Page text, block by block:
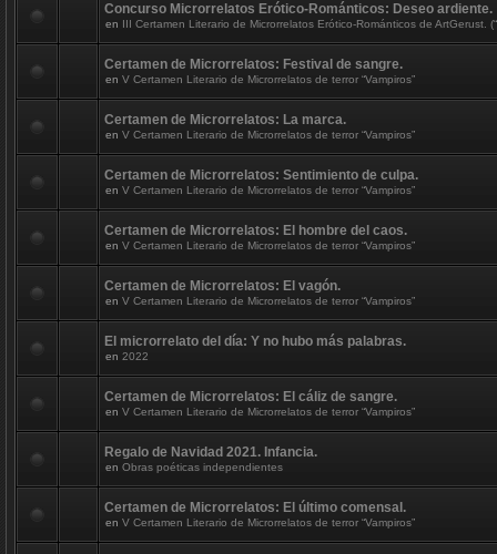
Concurso Microrrelatos Erótico-Románticos: Deseo ardiente.
en III Certamen Literario de Microrrelatos Erótico-Románticos de ArtGerust.
Certamen de Microrrelatos: Festival de sangre.
en V Certamen Literario de Microrrelatos de terror “Vampiros”
Certamen de Microrrelatos: La marca.
en V Certamen Literario de Microrrelatos de terror “Vampiros”
Certamen de Microrrelatos: Sentimiento de culpa.
en V Certamen Literario de Microrrelatos de terror “Vampiros”
Certamen de Microrrelatos: El hombre del caos.
en V Certamen Literario de Microrrelatos de terror “Vampiros”
Certamen de Microrrelatos: El vagón.
en V Certamen Literario de Microrrelatos de terror “Vampiros”
El microrrelato del día: Y no hubo más palabras.
en 2022
Certamen de Microrrelatos: El cáliz de sangre.
en V Certamen Literario de Microrrelatos de terror “Vampiros”
Regalo de Navidad 2021. Infancia.
en Obras poéticas independientes
Certamen de Microrrelatos: El último comensal.
en V Certamen Literario de Microrrelatos de terror “Vampiros”